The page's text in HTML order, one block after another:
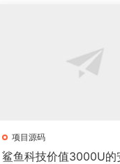
项目源码
鲨鱼科技价值3000U的